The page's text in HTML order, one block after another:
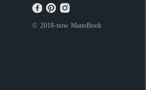
© 2018-now ManoBook